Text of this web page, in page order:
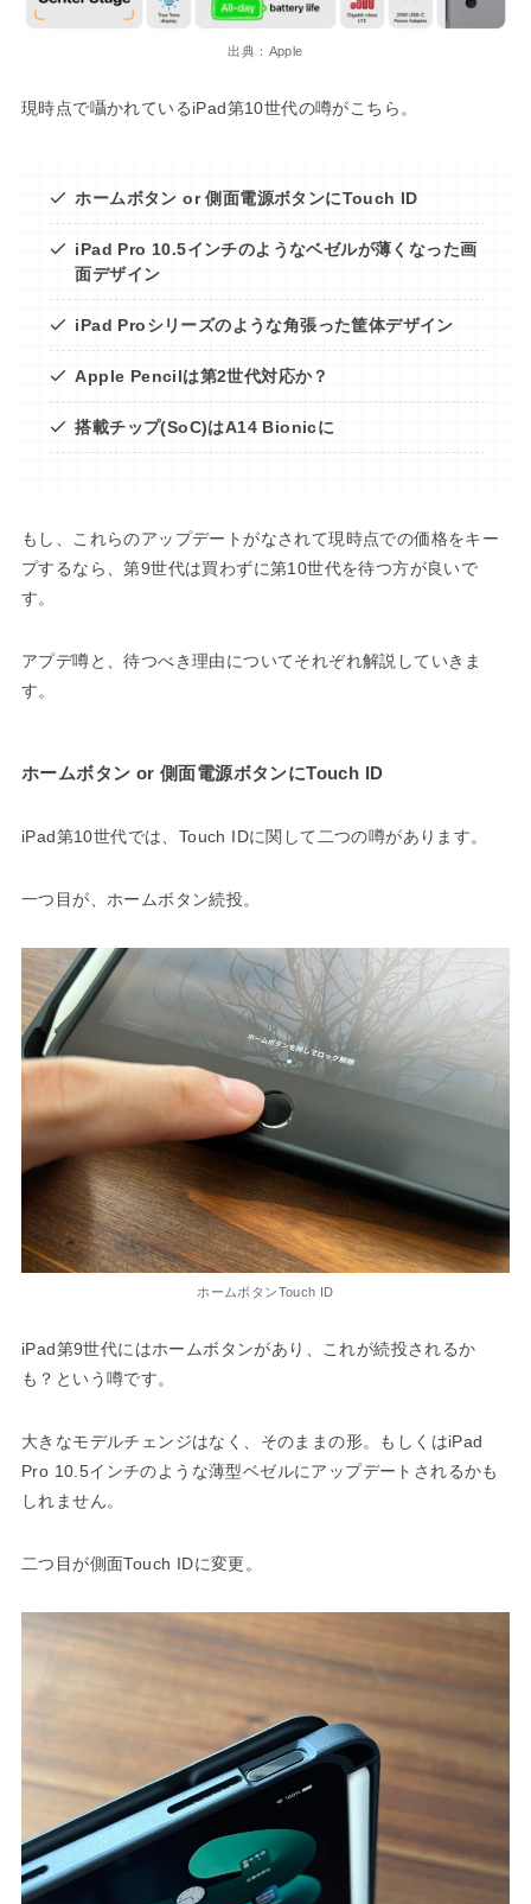
出典：Apple
現時点で囁かれているiPad第10世代の噂がこちら。
ホームボタン or 側面電源ボタンにTouch ID
iPad Pro 10.5インチのようなベゼルが薄くなった画
面デザイン
iPad Proシリーズのような角張った筐体デザイン
Apple Pencilは第2世代対応か？
搭載チップ(SoC)はA14 Bionicに
もし、これらのアップデートがなされて現時点での価格をキー
プするなら、第9世代は買わずに第10世代を待つ方が良いで
す。
アプデ噂と、待つべき理由についてそれぞれ解説していきま
す。
ホームボタン or 側面電源ボタンにTouch ID
iPad第10世代では、Touch IDに関して二つの噂があります。
一つ目が、ホームボタン続投。
ホームボタンTouch ID
iPad第9世代にはホームボタンがあり、これが続投されるか
も？という噂です。
大きなモデルチェンジはなく、そのままの形。もしくはiPad
Pro 10.5インチのような薄型ベゼルにアップデートされるかも
しれません。
二つ目が側面Touch IDに変更。